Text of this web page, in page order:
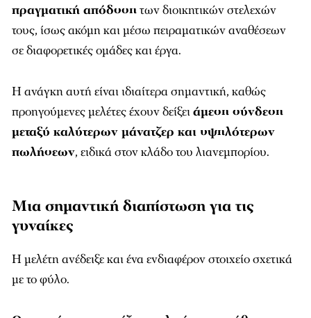
πραγματική απόδοσητων διοικητικών στελεχών
τους, ίσως ακόμη και μέσω πειραματικών αναθέσεων
σε διαφορετικές ομάδες και έργα.
Η ανάγκη αυτή είναι ιδιαίτερα σημαντική, καθώς
προηγούμενες μελέτες έχουν δείξειάμεση σύνδεση
μεταξύ καλύτερων μάνατζερ και υψηλότερων
πωλήσεων, ειδικά στον κλάδο του λιανεμπορίου.
Μια σημαντική διαπίστωση για τις
γυναίκες
Η μελέτη ανέδειξε και ένα ενδιαφέρον στοιχείο σχετικά
με το φύλο.